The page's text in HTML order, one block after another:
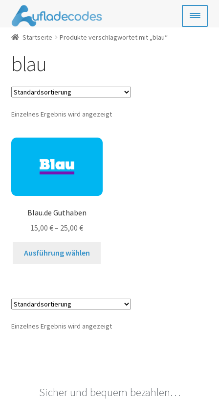
Zur
Navigation
springen
Zum
Inhalt
springen
Handy-Guthaben
Bezahlkarten
Geschenkkarten
Gamecards
Entertainment
SIM- & Kreditkarten
News
Startseite Produkte verschlagwortet mit „blau“
blau
Einzelnes Ergebnis wird angezeigt
Blau.de Guthaben
15,00 €– 25,00 €
Ausführung wählen
Varianten
auf.
Optionen
gewählt
Einzelnes Ergebnis wird angezeigt
Sicher und bequem bezahlen…